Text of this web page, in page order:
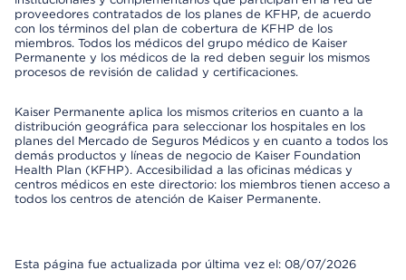
proveedores contratados de los planes de KFHP, de acuerdo
con los términos del plan de cobertura de KFHP de los
miembros. Todos los médicos del grupo médico de Kaiser
Permanente y los médicos de la red deben seguir los mismos
procesos de revisión de calidad y certificaciones.
Kaiser Permanente aplica los mismos criterios en cuanto a la
distribución geográfica para seleccionar los hospitales en los
planes del Mercado de Seguros Médicos y en cuanto a todos los
demás productos y líneas de negocio de Kaiser Foundation
Health Plan (KFHP). Accesibilidad a las oficinas médicas y
centros médicos en este directorio: los miembros tienen acceso a
todos los centros de atención de Kaiser Permanente.
Esta página fue actualizada por última vez el: 08/07/2026